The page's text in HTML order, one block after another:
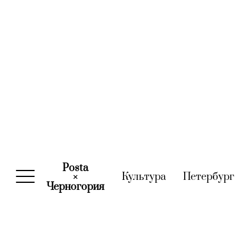
Posta
×
Черногория(current)
Культура(current)
Петербург